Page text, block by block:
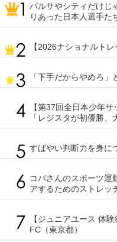
バルサやシティだけ
りあった日本人選手た
【2026ナショナルト
「下手だからやめろ」
【第37回全日本少年
「レジスタが初優勝、
すばやい判断力を身に
コバさんのスポーツ運
アするためのストレッ
【ジュニアユース 体
FC（東京都）